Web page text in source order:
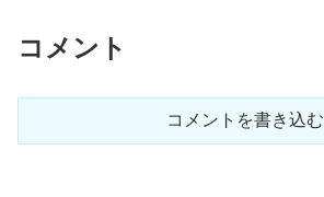
コメント
コメントを書き込む